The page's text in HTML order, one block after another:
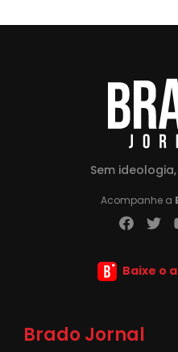
Sem
Acompanhe a
Baixe o
Brado Jornal